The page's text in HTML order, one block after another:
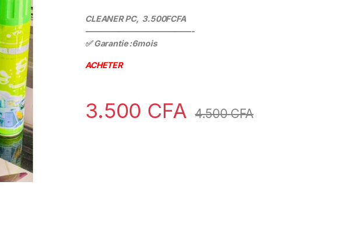
CLEANER PC, 3.500FCFA
—————————————-
✅ Garantie :6mois
ACHETER
3.500 CFA 4.500CFA